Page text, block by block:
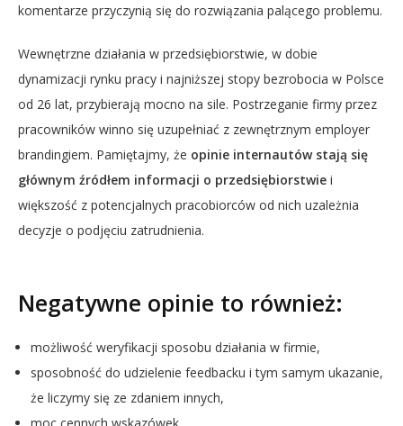
komentarze przyczynią się do rozwiązania palącego problemu.
Wewnętrzne działania w przedsiębiorstwie, w dobie
dynamizacji rynku pracy i najniższej stopy bezrobocia w Polsce
od 26 lat, przybierają mocno na sile. Postrzeganie firmy przez
pracowników winno się uzupełniać z zewnętrznym employer
brandingiem. Pamiętajmy, że opinie internautów stają się
głównym źródłem informacji o przedsiębiorstwie i
większość z potencjalnych pracobiorców od nich uzależnia
decyzje o podjęciu zatrudnienia.
Negatywne opinie to również:
możliwość weryfikacji sposobu działania w firmie,
sposobność do udzielenie feedbacku i tym samym ukazanie,
że liczymy się ze zdaniem innych,